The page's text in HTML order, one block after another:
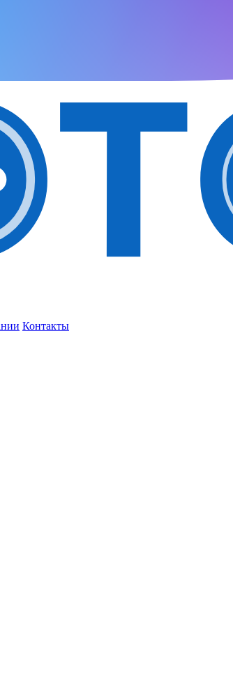
Контакты